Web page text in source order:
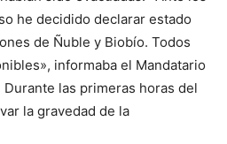
he decidido declarar estado
de Ñuble y Biobío. Todos
informaba el Mandatario
las primeras horas del
la gravedad de la